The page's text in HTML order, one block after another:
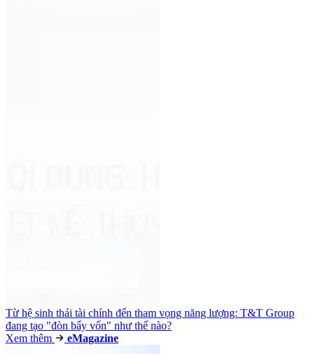
Từ hệ sinh thái tài chính đến tham vọng năng lượng: T&T Group
đang tạo "đòn bẩy vốn" như thế nào?
Xem thêm
eMagazine